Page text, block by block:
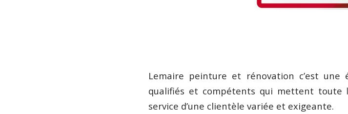
Lemaire peinture et rénovation c’est une
qualifiés et compétents qui mettent
service d’une clientèle variée et exigeante.